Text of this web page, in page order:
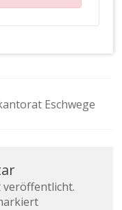
Eschwege
veröffentlicht.